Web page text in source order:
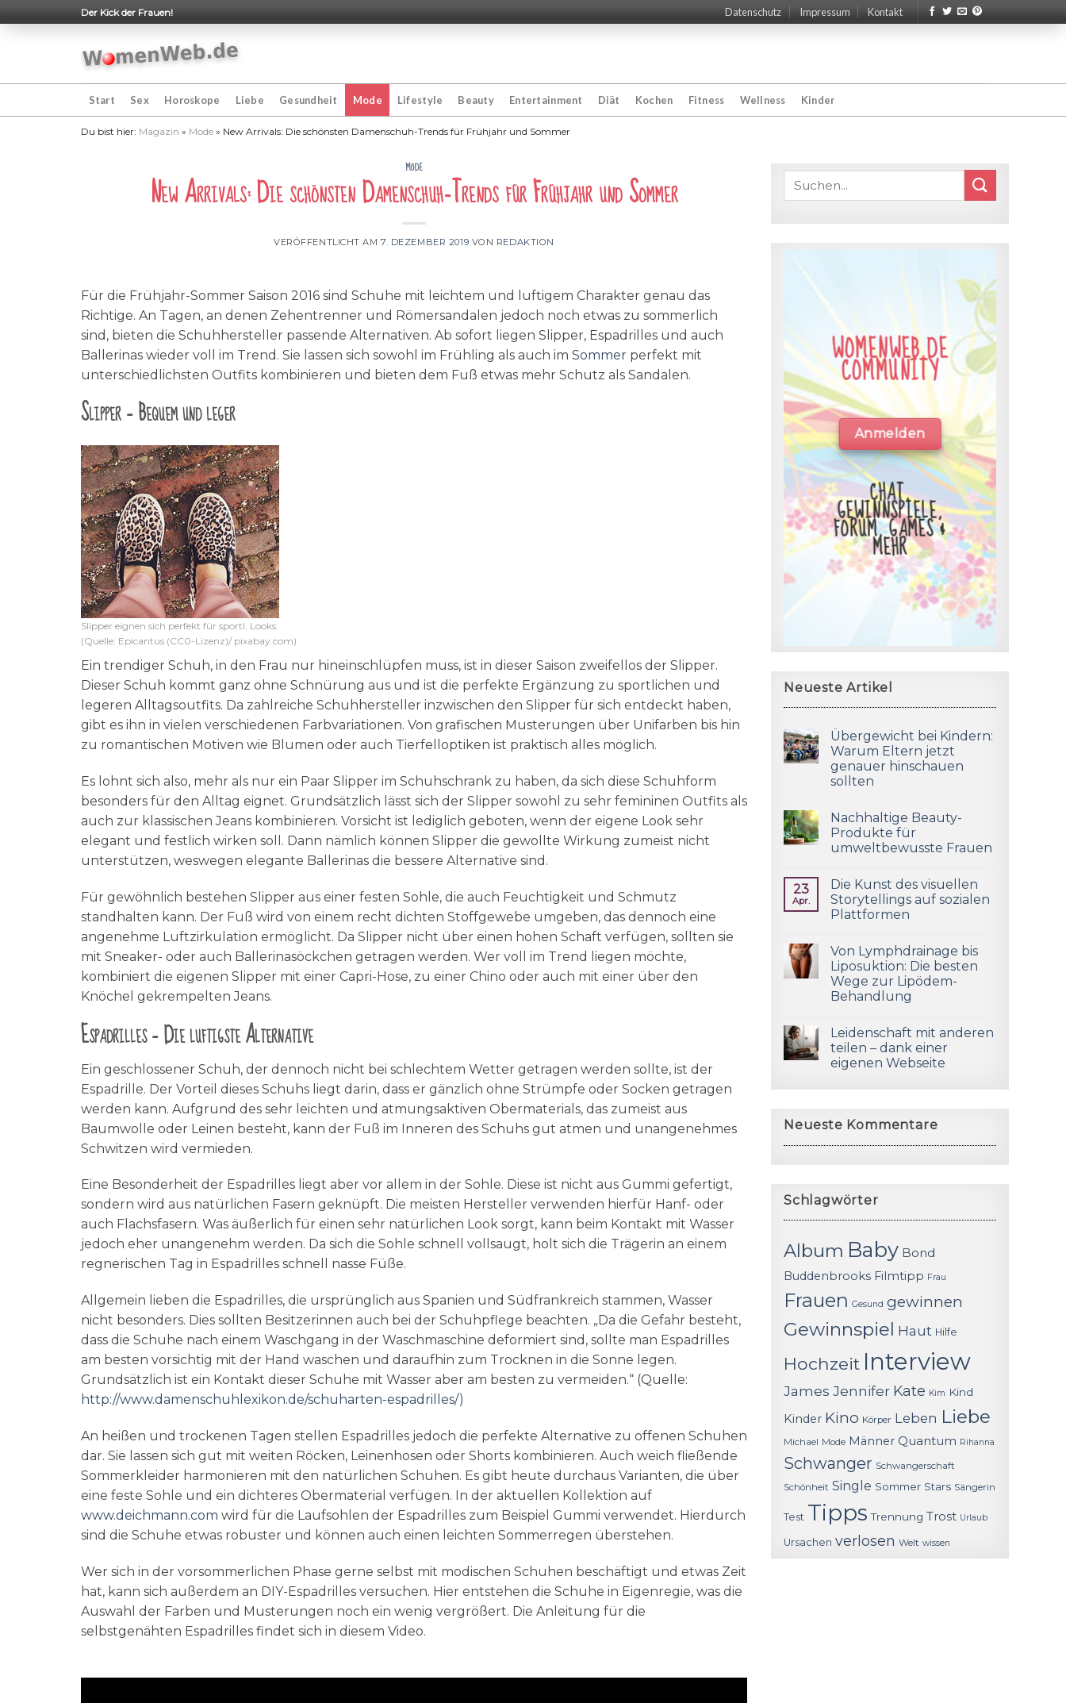
to
Der Kick der Frauen! Datenschutz Impressum Kontakt
Start Sex Horoskope Liebe Gesundheit Mode Lifestyle Beauty Entertainment Diät Kochen Fitness Wellness Kinder
Du bist hier: Magazin » Mode » New Arrivals: Die schönsten Damenschuh-Trends für Frühjahr und Sommer
MODE
New Arrivals: Die schönsten Damenschuh-Trends für Frühjahr und Sommer
VERÖFFENTLICHT AM7. DEZEMBER 2019 VON REDAKTION
Für die Frühjahr-Sommer Saison 2016 sind Schuhe mit leichtem und luftigem Charakter genau das
Richtige. An Tagen, an denen Zehentrenner und Römersandalen jedoch noch etwas zu sommerlich
sind, bieten die Schuhhersteller passende Alternativen. Ab sofort liegen Slipper, Espadrilles und auch
Ballerinas wieder voll im Trend. Sie lassen sich sowohl im Frühling als auch im Sommer perfekt mit
unterschiedlichsten Outfits kombinieren und bieten dem Fuß etwas mehr Schutz als Sandalen.
Slipper – Bequem und leger
Slipper eignen sich perfekt für sportl. Looks.
(Quelle: Epicantus (CC0-Lizenz)/ pixabay.com)
Ein trendiger Schuh, in den Frau nur hineinschlüpfen muss, ist in dieser Saison zweifellos der Slipper.
Dieser Schuh kommt ganz ohne Schnürung aus und ist die perfekte Ergänzung zu sportlichen und
legeren Alltagsoutfits. Da zahlreiche Schuhhersteller inzwischen den Slipper für sich entdeckt haben,
gibt es ihn in vielen verschiedenen Farbvariationen. Von grafischen Musterungen über Unifarben bis hin
zu romantischen Motiven wie Blumen oder auch Tierfelloptiken ist praktisch alles möglich.
Es lohnt sich also, mehr als nur ein Paar Slipper im Schuhschrank zu haben, da sich diese Schuhform
besonders für den Alltag eignet. Grundsätzlich lässt sich der Slipper sowohl zu sehr femininen Outfits als
auch zur klassischen Jeans kombinieren. Vorsicht ist lediglich geboten, wenn der eigene Look sehr
elegant und festlich wirken soll. Dann nämlich können Slipper die gewollte Wirkung zumeist nicht
unterstützen, weswegen elegante Ballerinas die bessere Alternative sind.
Für gewöhnlich bestehen Slipper aus einer festen Sohle, die auch Feuchtigkeit und Schmutz
standhalten kann. Der Fuß wird von einem recht dichten Stoffgewebe umgeben, das dennoch eine
angenehme Luftzirkulation ermöglicht. Da Slipper nicht über einen hohen Schaft verfügen, sollten sie
mit Sneaker- oder auch Ballerinasöckchen getragen werden. Wer voll im Trend liegen möchte,
kombiniert die eigenen Slipper mit einer Capri-Hose, zu einer Chino oder auch mit einer über den
Knöchel gekrempelten Jeans.
Espadrilles – Die luftigste Alternative
Ein geschlossener Schuh, der dennoch nicht bei schlechtem Wetter getragen werden sollte, ist der
Espadrille. Der Vorteil dieses Schuhs liegt darin, dass er gänzlich ohne Strümpfe oder Socken getragen
werden kann. Aufgrund des sehr leichten und atmungsaktiven Obermaterials, das zumeist aus
Baumwolle oder Leinen besteht, kann der Fuß im Inneren des Schuhs gut atmen und unangenehmes
Schwitzen wird vermieden.
Eine Besonderheit der Espadrilles liegt aber vor allem in der Sohle. Diese ist nicht aus Gummi gefertigt,
sondern wird aus natürlichen Fasern geknüpft. Die meisten Hersteller verwenden hierfür Hanf- oder
auch Flachsfasern. Was äußerlich für einen sehr natürlichen Look sorgt, kann beim Kontakt mit Wasser
jedoch eher unangenehm werden. Da sich die Sohle schnell vollsaugt, holt sich die Trägerin an einem
regnerischen Tag in Espadrilles schnell nasse Füße.
Allgemein lieben die Espadrilles, die ursprünglich aus Spanien und Südfrankreich stammen, Wasser
nicht besonders. Dies sollten Besitzerinnen auch bei der Schuhpflege beachten. „Da die Gefahr besteht,
dass die Schuhe nach einem Waschgang in der Waschmaschine deformiert sind, sollte man Espadrilles
am besten vorsichtig mit der Hand waschen und daraufhin zum Trocknen in die Sonne legen.
Grundsätzlich ist ein Kontakt dieser Schuhe mit Wasser aber am besten zu vermeiden.“ (Quelle:
http://www.damenschuhlexikon.de/schuharten-espadrilles/)
An heißen und trockenen Tagen stellen Espadrilles jedoch die perfekte Alternative zu offenen Schuhen
dar. Sie lassen sich gut mit weiten Röcken, Leinenhosen oder Shorts kombinieren. Auch weich fließende
Sommerkleider harmonieren mit den natürlichen Schuhen. Es gibt heute durchaus Varianten, die über
eine feste Sohle und ein dichteres Obermaterial verfügen. In der aktuellen Kollektion auf
www.deichmann.com wird für die Laufsohlen der Espadrilles zum Beispiel Gummi verwendet. Hierdurch
sind die Schuhe etwas robuster und können auch einen leichten Sommerregen überstehen.
Wer sich in der vorsommerlichen Phase gerne selbst mit modischen Schuhen beschäftigt und etwas Zeit
hat, kann sich außerdem an DIY-Espadrilles versuchen. Hier entstehen die Schuhe in Eigenregie, was die
Auswahl der Farben und Musterungen noch ein wenig vergrößert. Die Anleitung für die
selbstgenähten Espadrilles findet sich in diesem Video.
WOMENWEB.DE
COMMUNITY
Anmelden
CHAT,
GEWINNSPIELE,
FORUM, GAMES &
MEHR
Neueste Artikel
Übergewicht bei Kindern:
Warum Eltern jetzt
genauer hinschauen
sollten
Nachhaltige Beauty-
Produkte für
umweltbewusste Frauen
23
Apr.
Die Kunst des visuellen
Storytellings auf sozialen
Plattformen
Von Lymphdrainage bis
Liposuktion: Die besten
Wege zur Lipödem-
Behandlung
Leidenschaft mit anderen
teilen – dank einer
eigenen Webseite
Neueste Kommentare
Schlagwörter
Album Baby Bond
Buddenbrooks Filmtipp Frau
Frauen Gesund gewinnen
Gewinnspiel Haut Hilfe
Hochzeit Interview
James Jennifer Kate Kim Kind
Kinder Kino Körper Leben Liebe
Michael Mode Männer Quantum Rihanna
Schwanger Schwangerschaft
Schönheit Single Sommer Stars Sängerin
Test Tipps Trennung Trost Urlaub
Ursachen verlosen Welt wissen